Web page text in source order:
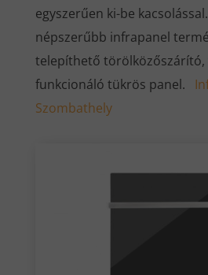
egyszerűen ki-be
népszerűbb infrapanel
telepíthető törölközőszárító,
funkcionáló tükrös panel.
Szombathely